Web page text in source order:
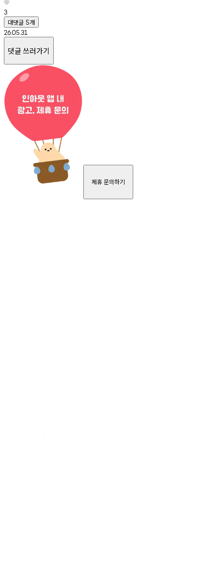
3
대댓글 5개
26.05.31
댓글 쓰러가기
제휴 문의하기